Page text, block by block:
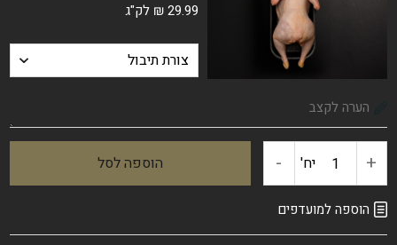
₪29.99 לק"ג
+ כמות
של
יח' - הוספה לסל
הוספה למועדפים